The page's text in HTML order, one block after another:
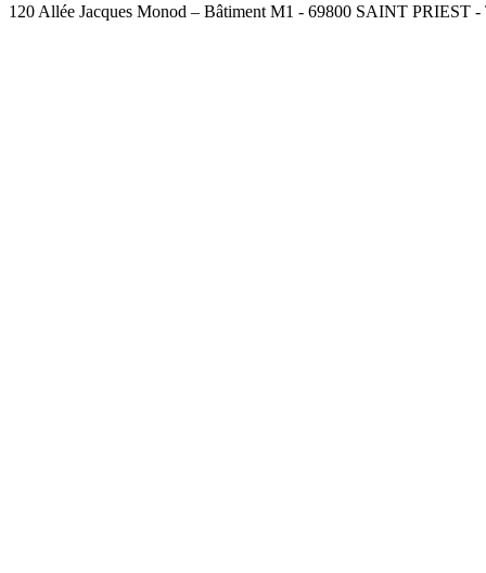
120 Allée Jacques Monod – Bâtiment M1 - 69800 SAINT PRIEST